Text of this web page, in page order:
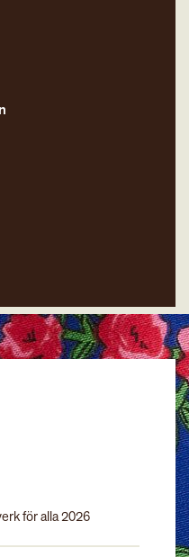
för alla 2026